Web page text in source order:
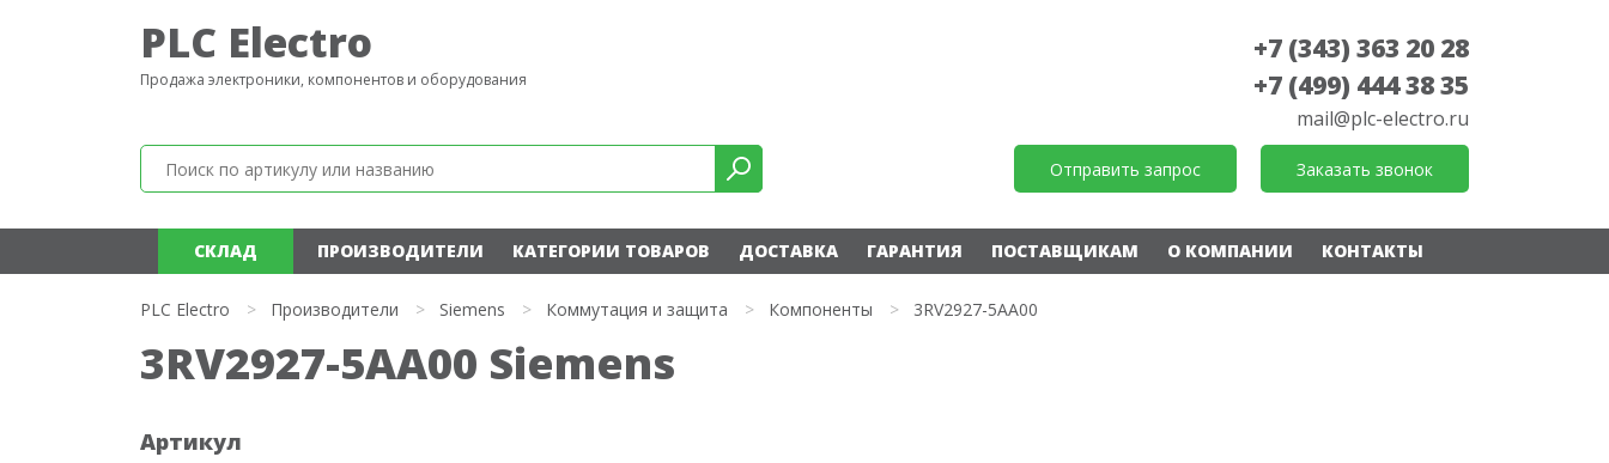
PLC Electro
Продажа электроники, компонентов и оборудования
+7 (343) 363 20 28
+7 (499) 444 38 35
mail@plc-electro.ru
Отправить запрос Заказать звонок
СКЛАД ПРОИЗВОДИТЕЛИ КАТЕГОРИИ ТОВАРОВ ДОСТАВКА ГАРАНТИЯ ПОСТАВЩИКАМ О КОМПАНИИ КОНТАКТЫ
PLC Electro > Производители > Siemens > Коммутация и защита > Компоненты > 3RV2927-5AA00
3RV2927-5AA00 Siemens
Артикул